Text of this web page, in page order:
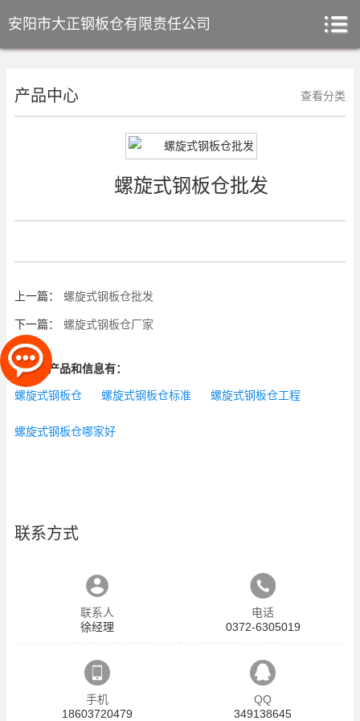
安阳市大正钢板仓有限责任公司
产品中心 查看分类
螺旋式钢板仓批发
上一篇： 螺旋式钢板仓批发
下一篇： 螺旋式钢板仓厂家
相关的产品和信息有：
螺旋式钢板仓 螺旋式钢板仓标准 螺旋式钢板仓工程
螺旋式钢板仓哪家好
联系方式
联系人
徐经理
电话
0372-6305019
手机
18603720479
QQ
349138645